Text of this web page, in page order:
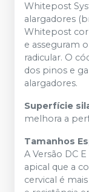
Whitepost
alargadores
Whitepost
e asseguram
radicular. O
dos pinos e
alargadores.
Superfície
melhora a
Tamanhos
A Versão DC
apical que a
cervical é